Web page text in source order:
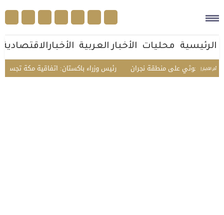
الرئيسية محليات الأخبار العربية الأخبارالاقتصادية
أخر الأخبار | رئيس وزراء باكستان: اتفاقية مكة تجسد الثقة الحوثي على منطقة نجران